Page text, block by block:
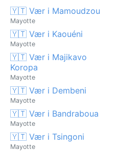
🇾🇹 Vær i Mamoudzou
Mayotte
🇾🇹 Vær i Kaouéni
Mayotte
🇾🇹 Vær i Majikavo
Koropa
Mayotte
🇾🇹 Vær i Dembeni
Mayotte
🇾🇹 Vær i Bandraboua
Mayotte
🇾🇹 Vær i Tsingoni
Mayotte